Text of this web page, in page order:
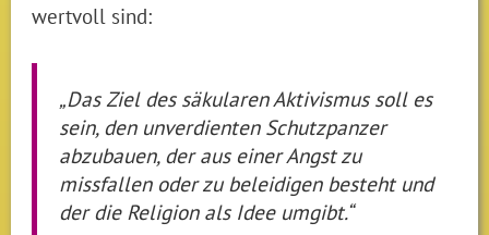
wertvoll sind:
„Das Ziel des säkularen Aktivismus soll es
sein, den unverdienten Schutzpanzer
abzubauen, der aus einer Angst zu
missfallen oder zu beleidigen besteht und
der die Religion als Idee umgibt.“